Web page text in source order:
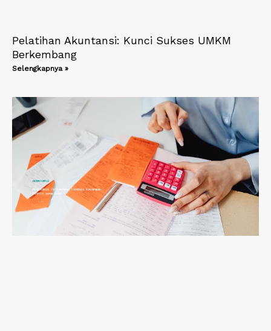
Pelatihan Akuntansi: Kunci Sukses UMKM
Berkembang
Selengkapnya »